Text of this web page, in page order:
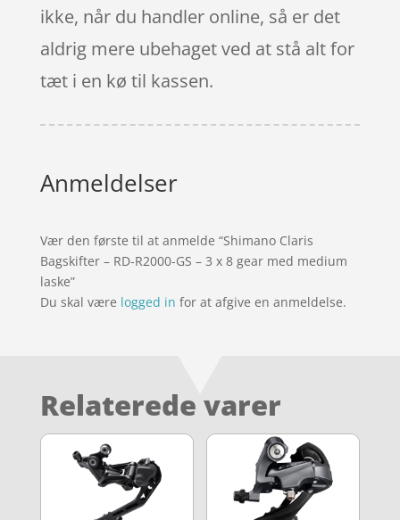
ikke, når du handler online, så er det
aldrig mere ubehaget ved at stå alt for
tæt i en kø til kassen.
Anmeldelser
Vær den første til at anmelde “Shimano Claris
Bagskifter – RD-R2000-GS – 3 x 8 gear med medium
laske”
Du skal være logged in for at afgive en anmeldelse.
Relaterede varer